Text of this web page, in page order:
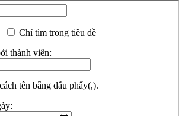
Chỉ tìm trong tiêu đề
thành viên:
tên bằng dấu phẩy(,).